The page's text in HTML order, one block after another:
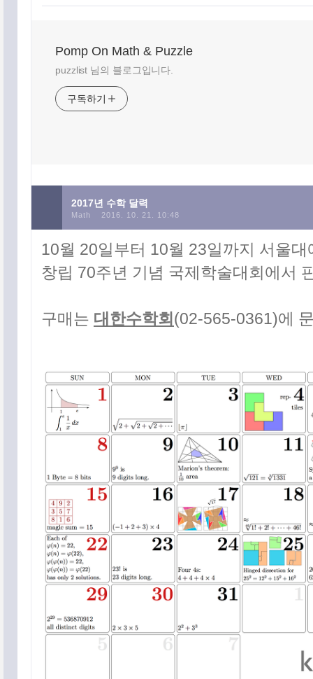
Pomp On Math & Puzzle
puzzlist 님의 블로그입니다.
구독하기
2017년 수학 달력
Math 2016. 10. 21. 10:48
10월 20일부터 10월 23일까지 서울
창립 70주년 기념 국제학술대회에서
구매는 대한수학회 (02-565-0361)에